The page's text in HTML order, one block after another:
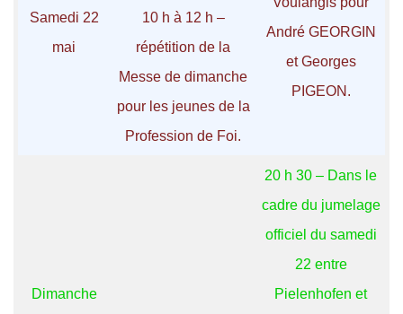
Samedi 22
mai
10 h à 12 h –
répétition de la
Messe de dimanche
pour les jeunes de la
Profession de Foi.
André GEORGIN
et Georges
PIGEON.
Dimanche
20 h 30 – Dans le
cadre du jumelage
officiel du samedi
22 entre
Pielenhofen et